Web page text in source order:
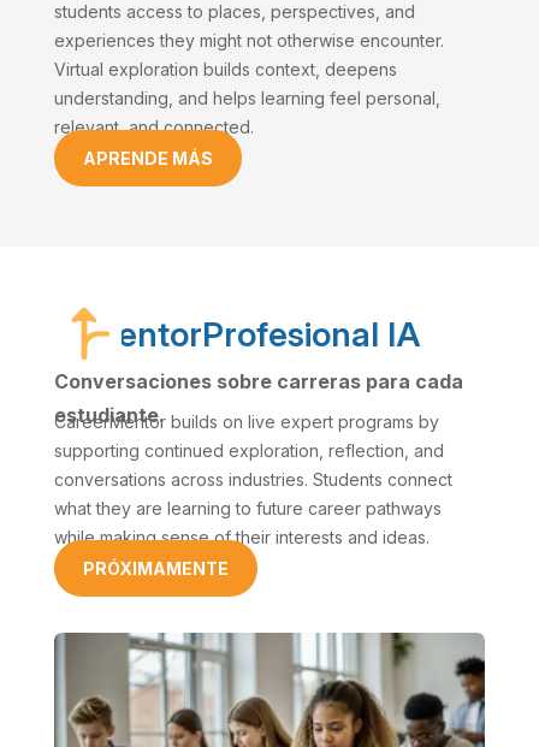
students access to places, perspectives, and
experiences they might not otherwise encounter.
Virtual exploration builds context, deepens
understanding, and helps learning feel personal,
relevant, and connected.
APRENDE MÁS
MentorProfesional IA
Conversaciones sobre carreras para cada
estudiante.
CareerMentor builds on live expert programs by
supporting continued exploration, reflection, and
conversations across industries. Students connect
what they are learning to future career pathways
while making sense of their interests and ideas.
PRÓXIMAMENTE